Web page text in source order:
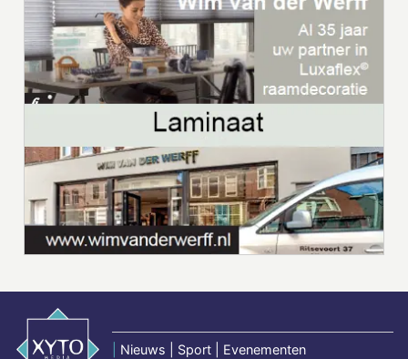
Nieuws | Sport | Evenementen